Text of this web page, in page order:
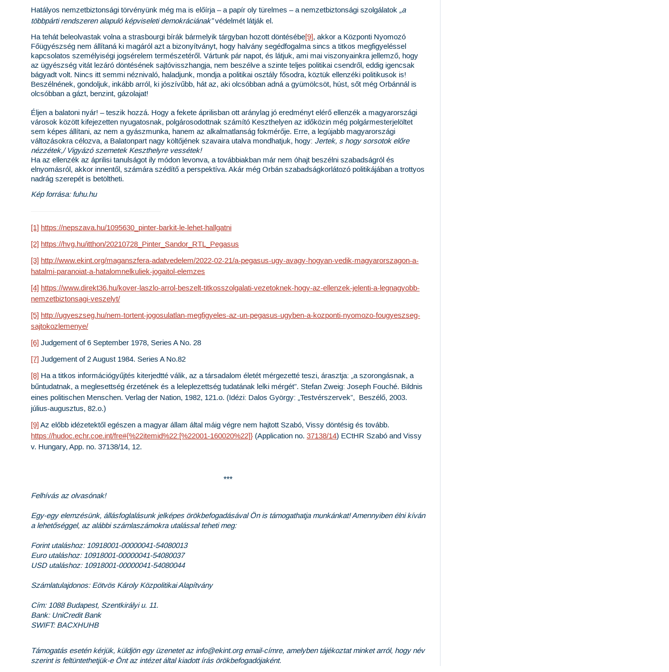
Hatályos nemzetbiztonsági törvényünk még ma is előírja – a papír oly türelmes – a nemzetbiztonsági szolgálatok „a
többpárti rendszeren alapuló képviseleti demokráciának”védelmét látják el.
Ha tehát beleolvastak volna a strasbourgi bírák bármelyik tárgyban hozott döntésébe[9], akkor a Központi Nyomozó
Főügyészség nem állítaná ki magáról azt a bizonyítványt, hogy halvány segédfogalma sincs a titkos megfigyeléssel
kapcsolatos személyiségi jogsérelem természetéről. Vártunk pár napot, és látjuk, ami mai viszonyainkra jellemző, hogy
az ügyészség vitát lezáró döntésének sajtóvisszhangja, nem beszélve a szinte teljes politikai csendről, eddig igencsak
bágyadt volt. Nincs itt semmi néznivaló, haladjunk, mondja a politikai osztály fősodra, köztük ellenzéki politikusok is!
Beszélnének, gondoljuk, inkább arról, ki jószívűbb, hát az, aki olcsóbban adná a gyümölcsöt, húst, sőt még Orbánnál is
olcsóbban a gázt, benzint, gázolajat!
Éljen a balatoni nyár! – teszik hozzá. Hogy a fekete áprilisban ott aránylag jó eredményt elérő ellenzék a magyarországi
városok között kifejezetten nyugatosnak, polgárosodottnak számító Keszthelyen az időközin még polgármesterjelöltet
sem képes állítani, az nem a gyászmunka, hanem az alkalmatlanság fokmérője. Erre, a legújabb magyarországi
változásokra célozva, a Balatonpart nagy költőjének szavaira utalva mondhatjuk, hogy: Jertek, s hogy sorsotok előre
nézzétek,/ Vigyázó szemetek Keszthelyre vessétek!
Ha az ellenzék az áprilisi tanulságot ily módon levonva, a továbbiakban már nem óhajt beszélni szabadságról és
elnyomásról, akkor innentől, számára szédítő a perspektíva. Akár még Orbán szabadságkorlátozó politikájában a trottyos
nadrág szerepét is betöltheti.
Kép forrása: fuhu.hu
[1] https://nepszava.hu/1095630_pinter-barkit-le-lehet-hallgatni
[2] https://hvg.hu/itthon/20210728_Pinter_Sandor_RTL_Pegasus
[3] http://www.ekint.org/maganszfera-adatvedelem/2022-02-21/a-pegasus-ugy-avagy-hogyan-vedik-magyarorszagon-a-
hatalmi-paranoiat-a-hatalomnelkuliek-jogaitol-elemzes
[4] https://www.direkt36.hu/kover-laszlo-arrol-beszelt-titkosszolgalati-vezetoknek-hogy-az-ellenzek-jelenti-a-legnagyobb-
nemzetbiztonsagi-veszelyt/
[5] http://ugyeszseg.hu/nem-tortent-jogosulatlan-megfigyeles-az-un-pegasus-ugyben-a-kozponti-nyomozo-fougyeszseg-
sajtokozlemenye/
[6] Judgement of 6 September 1978, Series A No. 28
[7] Judgement of 2 August 1984. Series A No.82
[8] Ha a titkos információgyűjtés kiterjedtté válik, az a társadalom életét mérgezetté teszi, árasztja: „a szorongásnak, a
bűntudatnak, a meglesettség érzetének és a leleplezettség tudatának lelki mérgét”. Stefan Zweig: Joseph Fouché. Bildnis
eines politischen Menschen. Verlag der Nation, 1982, 121.o. (Idézi: Dalos György: „Testvérszervek”, Beszélő, 2003.
július-augusztus, 82.o.)
[9] Az előbb idézetektől egészen a magyar állam által máig végre nem hajtott Szabó, Vissy döntésig és tovább.
https://hudoc.echr.coe.int/fre#{%22itemid%22:[%22001-160020%22]} (Application no. 37138/14) ECtHR Szabó and Vissy
v. Hungary, App. no. 37138/14, 12.
***
Felhívás az olvasónak!
Egy-egy elemzésünk, állásfoglalásunk jelképes örökbefogadásával Ön is támogathatja munkánkat! Amennyiben élni kíván
a lehetőséggel, az alábbi számlaszámokra utalással teheti meg:
Forint utaláshoz: 10918001-00000041-54080013
Euro utaláshoz: 10918001-00000041-54080037
USD utaláshoz: 10918001-00000041-54080044
Számlatulajdonos: Eötvös Károly Közpolitikai Alapítvány
Cím: 1088 Budapest, Szentkirályi u. 11.
Bank: UniCredit Bank
SWIFT: BACXHUHB
Támogatás esetén kérjük, küldjön egy üzenetet az info@ekint.org email-címre, amelyben tájékoztat minket arról, hogy név
szerint is feltüntethetjük-e Önt az intézet által kiadott írás örökbefogadójaként.